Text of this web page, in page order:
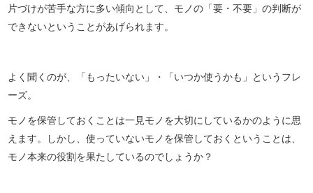
片づけが苦手な方に多い傾向として、モノの「要・不要」の判断が
できないということがあげられます。
よく聞くのが、「もったいない」・「いつか使うかも」というフレ
ーズ。
モノを保管しておくことは一見モノを大切にしているかのように思
えます。しかし、使っていないモノを保管しておくということは、
モノ本来の役割を果たしているのでしょうか？